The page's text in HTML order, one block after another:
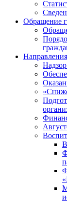
Обращение